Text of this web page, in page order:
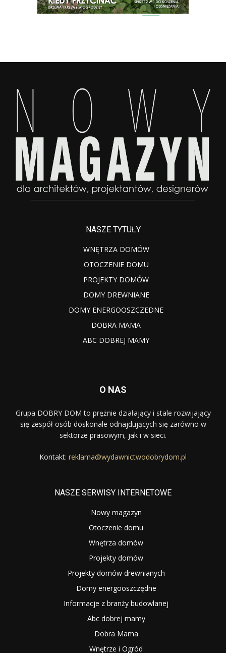
NASZE TYTUŁY
WNĘTRZA DOMÓW
OTOCZENIE DOMU
PROJEKTY DOMÓW
DOMY DREWNIANE
DOMY ENERGOOSZCZEDNE
DOBRA MAMA
ABC DOBREJ MAMY
O NAS
Grupa DOBRY DOM to prężnie działający i stale rozwijający
się zespół osób doskonale odnajdujących się zarówno w
sektorze prasowym, jak i w sieci.
Kontakt: reklama@wydawnictwodobrydom.pl
NASZE SERWISY INTERNETOWE
Nowy magazyn
Otoczenie domu
Wnętrza domów
Projekty domów
Projekty domów drewnianych
Domy energooszczędne
Informacje z branży budowlanej
Abc dobrej mamy
Dobra Mama
Wnętrze i Ogród